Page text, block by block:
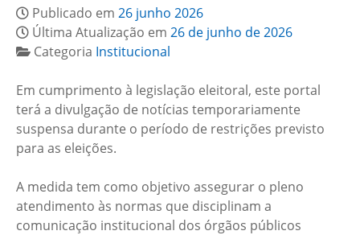
Publicado em 26 junho 2026
Última Atualização em 26 de junho de 2026
Categoria Institucional
Em cumprimento à legislação eleitoral, este portal
terá a divulgação de notícias temporariamente
suspensa durante o período de restrições previsto
para as eleições.
A medida tem como objetivo assegurar o pleno
atendimento às normas que disciplinam a
comunicação institucional dos órgãos públicos